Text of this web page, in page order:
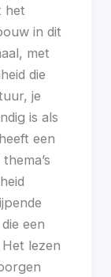
het
in dit
met
die
je
is als
een
een
lezen